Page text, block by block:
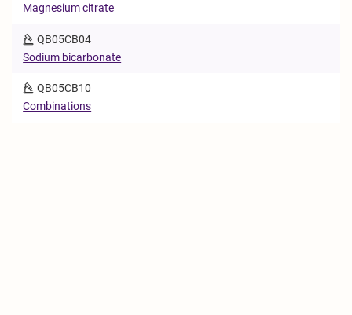
Magnesium citrate
QB05CB04
Sodium bicarbonate
QB05CB10
Combinations